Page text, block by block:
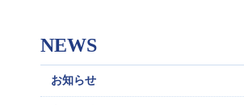
NEWS
お知らせ